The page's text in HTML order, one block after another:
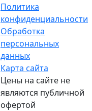
Политика
конфиденциальности
Обработка
персональных
данных
Карта сайта
Цены на сайте не
являются публичной
офертой